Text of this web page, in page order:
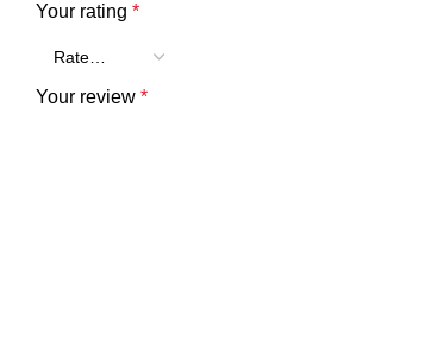
Your rating *
Your review *